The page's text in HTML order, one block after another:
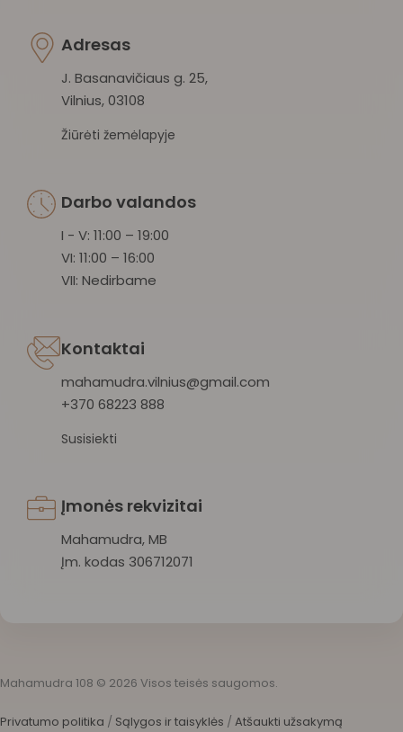
Adresas
J. Basanavičiaus g. 25,
Vilnius, 03108
Žiūrėti žemėlapyje
Darbo valandos
I - V: 11:00 – 19:00
VI: 11:00 – 16:00
VII: Nedirbame
Kontaktai
mahamudra.vilnius@gmail.com
+370 68223 888
Susisiekti
Įmonės rekvizitai
Mahamudra, MB
Įm. kodas 306712071
Mahamudra 108 © 2026 Visos teisės saugomos.
Privatumo politika / Sąlygos ir taisyklės / Atšaukti užsakymą